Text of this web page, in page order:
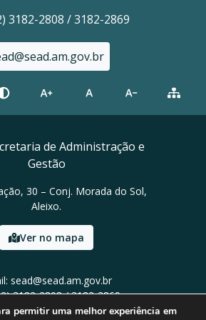
3182-2808 / 3182-2869
de Administração e
Gestão
30 – Conj. Morada do Sol,
Aleixo.
Ver no mapa
sead@sead.am.gov.br
3182-2808 / 3182-2869
permitir uma melhor experiência em